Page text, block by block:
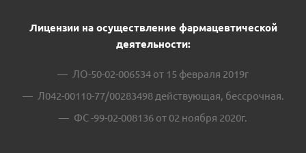
Лицензии на осуществление фармацевтической
деятельности:
ЛО-50-02-006534 от 15 февраля 2019г
Л042-00110-77/00283498 действующая, бессрочная.
ФС -99-02-008136 от 02 ноября 2020г.